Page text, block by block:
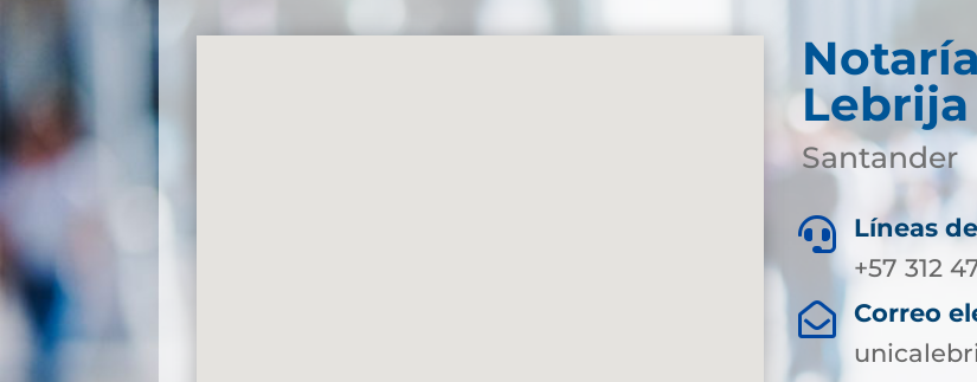
Lebrija
Santander

Líneas
+57 312

Correo